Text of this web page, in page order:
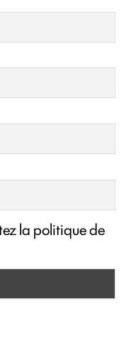
la politique de